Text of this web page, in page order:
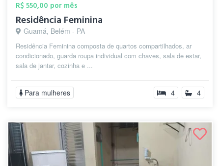
R$ 550,00 por mês
Residência Feminina
Guamá, Belém - PA
Residência Feminina composta de quartos compartilhados, ar
condicionado, guarda roupa individual com chaves, sala de estar,
sala de jantar, cozinha e ...
Para mulheres 4 4